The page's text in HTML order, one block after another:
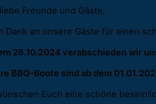
Freunde und Gäste,
Dank an unsere Gäste für einen
28.10.2024 verabschieden wir
BBQ-Boote sind ab dem
Euch eine schöne